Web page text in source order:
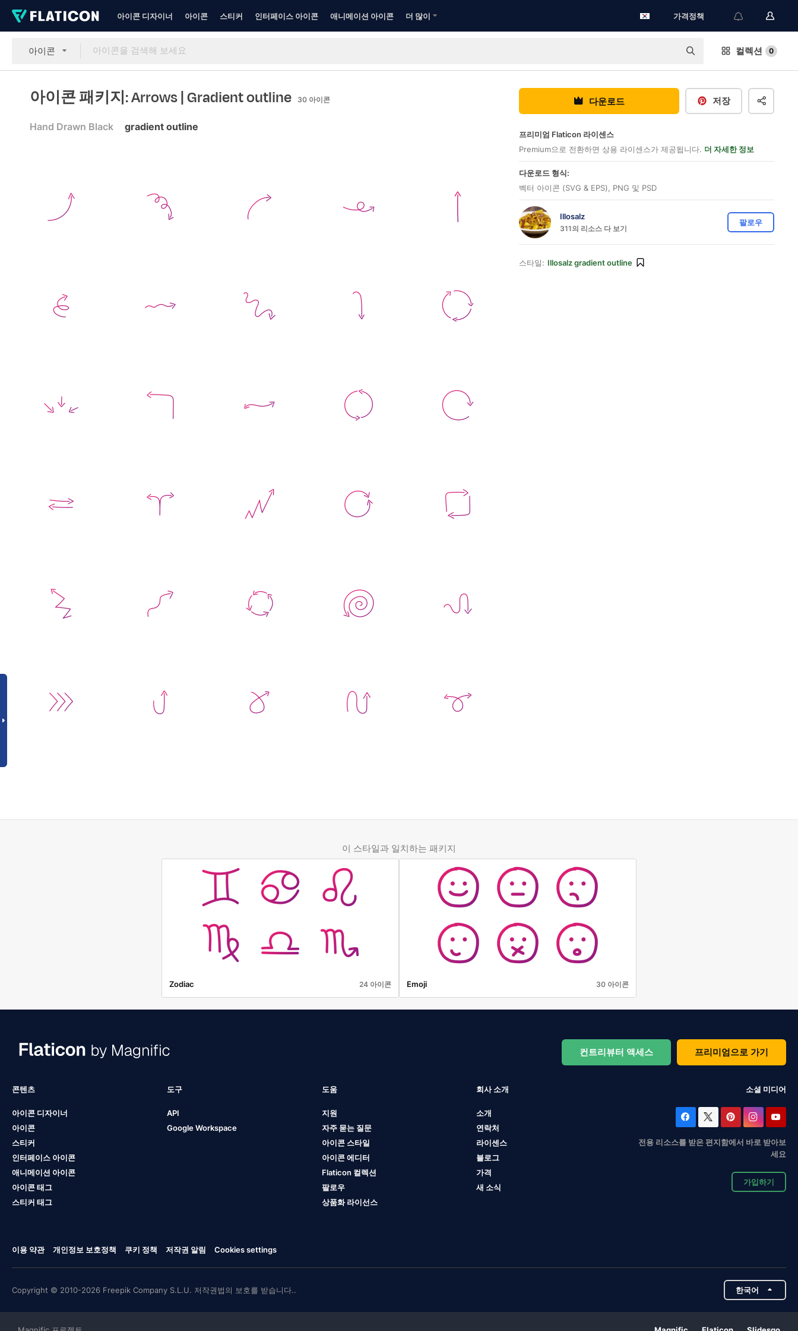
아이콘 디자이너 아이콘 스티커 인터페이스 아이콘 애니메이션 아이콘 더 많이 가격정책
아이콘 컬렉션 0
아이콘 패키지: Arrows| Gradient outline 30 아이콘
Hand Drawn Black gradient outline
다운로드 저장
프리미엄 Flaticon 라이센스
Premium으로 전환하면 상용 라이센스가 제공됩니다. 더 자세한 정보
다운로드 형식:
벡터 아이콘 (SVG & EPS), PNG 및 PSD
Illosalz
311의 리소스 다 보기
팔로우
스타일: Illosalz gradient outline
이 스타일과 일치하는 패키지
Zodiac 24 아이콘 Emoji 30 아이콘
컨트리뷰터 액세스 프리미엄으로 가기
콘텐츠
아이콘 디자이너
아이콘
스티커
인터페이스 아이콘
애니메이션 아이콘
아이콘 태그
스티커 태그
도구
API
Google Workspace
도움
지원
자주 묻는 질문
아이콘 스타일
아이콘 에디터
Flaticon 컬렉션
팔로우
상품화 라이선스
회사 소개
소개
연락처
라이센스
블로그
가격
새 소식
소셜 미디어
전용 리소스를 받은 편지함에서 바로 받아보
세요
가입하기
이용 약관 개인정보 보호정책 쿠키 정책 저작권 알림 Cookies settings
Copyright © 2010-2026 Freepik Company S.L.U. 저작권법의 보호를 받습니다.. 한국어